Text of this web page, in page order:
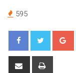
595
Share